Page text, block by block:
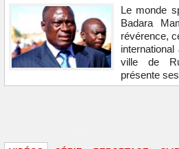
Le monde
Badara
révérence,
ville de
présente